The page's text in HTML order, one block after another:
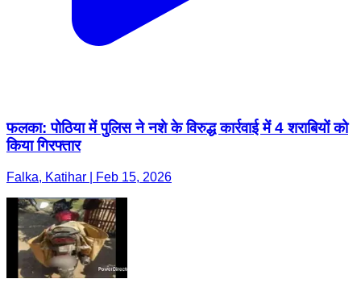
फलका: पोठिया में पुलिस ने नशे के विरुद्ध कार्रवाई में 4 शराबियों को
किया गिरफ्तार
Falka, Katihar | Feb 15, 2026